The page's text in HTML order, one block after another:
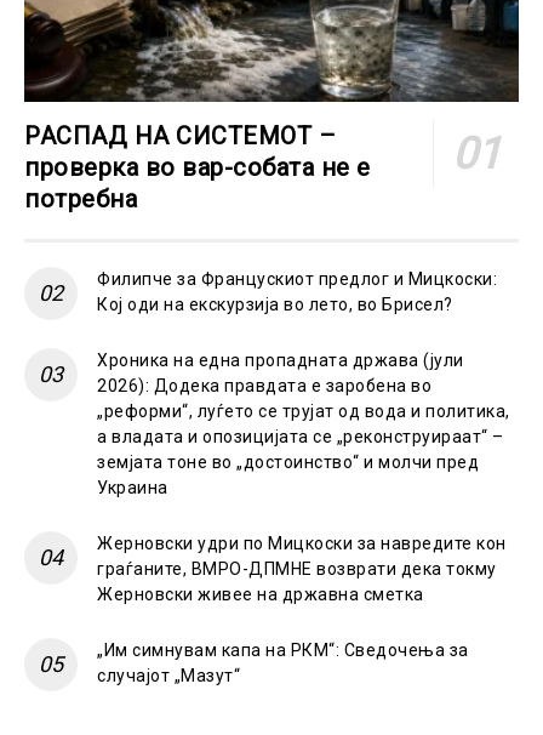
РАСПАД НА СИСТЕМОТ –
проверка во вар-собата не е
потребна
Филипче за Францускиот предлог и Мицкоски:
Кој оди на екскурзија во лето, во Брисел?
Хроника на една пропадната држава (јули
2026): Додека правдата е заробена во
„реформи“, луѓето се трујат од вода и политика,
а владата и опозицијата се „реконструираат“ –
земјата тоне во „достоинство“ и молчи пред
Украина
Жерновски удри по Мицкоски за навредите кон
граѓаните, ВМРО-ДПМНЕ возврати дека токму
Жерновски живее на државна сметка
„Им симнувам капа на РКМ“: Сведочења за
случајот „Мазут“